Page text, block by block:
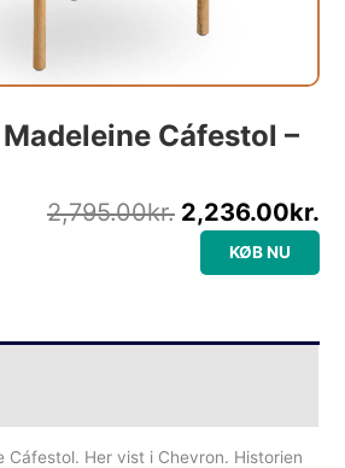
Cáfestol –
2,795.00kr. 2,236.00kr.
KØB NU
Cáfestol. Her vist i Chevron. Historien